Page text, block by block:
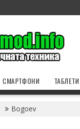
СМАРТФОНИ ТАБЛЕТИ
Bogoev